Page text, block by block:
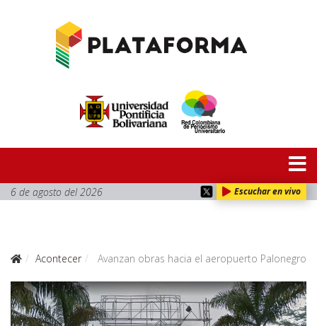
6 de agosto del 2026 Escuchar en vivo
Acontecer Avanzan obras hacia el aeropuerto Palonegro